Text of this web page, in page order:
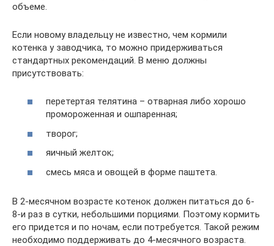
объеме.
Если новому владельцу не известно, чем кормили
котенка у заводчика, то можно придерживаться
стандартных рекомендаций. В меню должны
присутствовать:
перетертая телятина – отварная либо хорошо
промороженная и ошпаренная;
творог;
яичный желток;
смесь мяса и овощей в форме паштета.
В 2-месячном возрасте котенок должен питаться до 6-
8-и раз в сутки, небольшими порциями. Поэтому кормить
его придется и по ночам, если потребуется. Такой режим
необходимо поддерживать до 4-месячного возраста.